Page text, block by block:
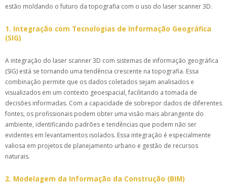
estão moldando o futuro da topografia com o uso do laser scanner 3D.
1. Integração com Tecnologias de Informação Geográfica
(SIG)
A integração do laser scanner 3D com sistemas de informação geográfica
(SIG) está se tornando uma tendência crescente na topografia. Essa
combinação permite que os dados coletados sejam analisados e
visualizados em um contexto geoespacial, facilitando a tomada de
decisões informadas. Com a capacidade de sobrepor dados de diferentes
fontes, os profissionais podem obter uma visão mais abrangente do
ambiente, identificando padrões e tendências que podem não ser
evidentes em levantamentos isolados. Essa integração é especialmente
valiosa em projetos de planejamento urbano e gestão de recursos
naturais.
2. Modelagem da Informação da Construção (BIM)